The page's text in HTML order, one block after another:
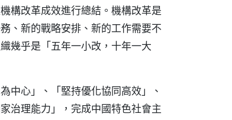
構改革成效進行總結。機構改革是
、新的戰略安排、新的工作需要不
幾乎是「五年一小改，十年一大
中心」、「堅持優化協同高效」、
治理能力」，完成中國特色社會主